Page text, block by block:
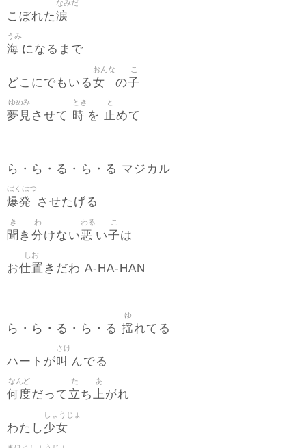
こぼれた涙
なみだ
海
うみ
になるまで
どこにでもいる女
おんな
の子
こ
夢見
ゆめみ
させて 時
とき
を 止
と
めて
ら・ら・る・ら・る マジカル
爆発
ばくはつ
させたげる
聞
き
き 分
わ
けない悪
わる
い子
こ
は
お仕置
しお
きだわ A-HA-HAN
ら・ら・る・ら・る 揺
ゆ
れてる
ハートが叫
さけ
んでる
何度
なんど
だって 立
た
ち上
あ
がれ
わたし 少女
しょうじょ